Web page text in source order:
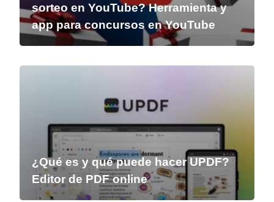
sorteo en YouTube? Herramienta y
app para concursos en YouTube
¿Qué es y qué puede hacer UPDF?
Editor de PDF online